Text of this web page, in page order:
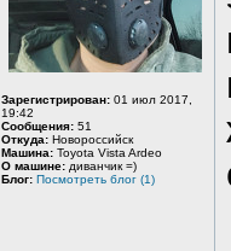
Зарегистрирован: 01 июл 2017,
19:42
Сообщения: 51
Откуда: Новороссийск
Машина: Toyota Vista Ardeo
О машине: диванчик =)
Блог: Посмотреть блог (1)